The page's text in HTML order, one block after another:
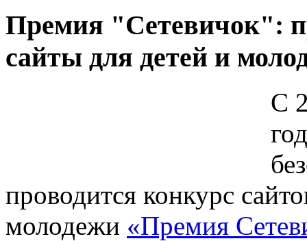
Премия "Сетевичок":
сайты для детей и
C
проводится конкурс
молодежи «Премия